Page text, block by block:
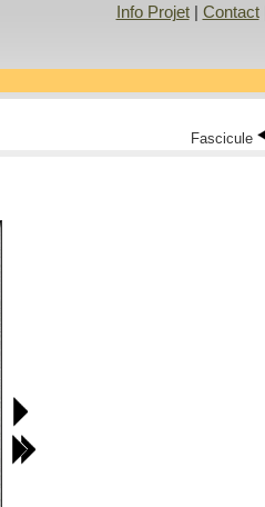
Info Projet| Contact|
Fascicule